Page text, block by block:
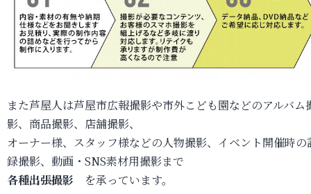
また芦屋人は芦屋市広報撮影や市外こども園などのアルバム
影、商品撮影、店舗撮影、
オーナー様、スタッフ様などの人物撮影、イベント開催時の
録撮影、動画・SNS素材用撮影まで
各種出張撮影 を承っています。